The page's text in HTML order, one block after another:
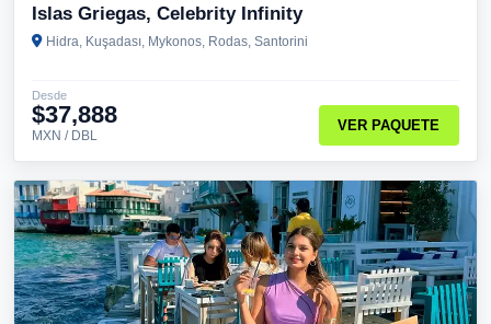
Islas Griegas, Celebrity Infinity
Hidra, Kuşadası, Mykonos, Rodas, Santorini
Desde
$37,888
MXN / DBL
VER PAQUETE